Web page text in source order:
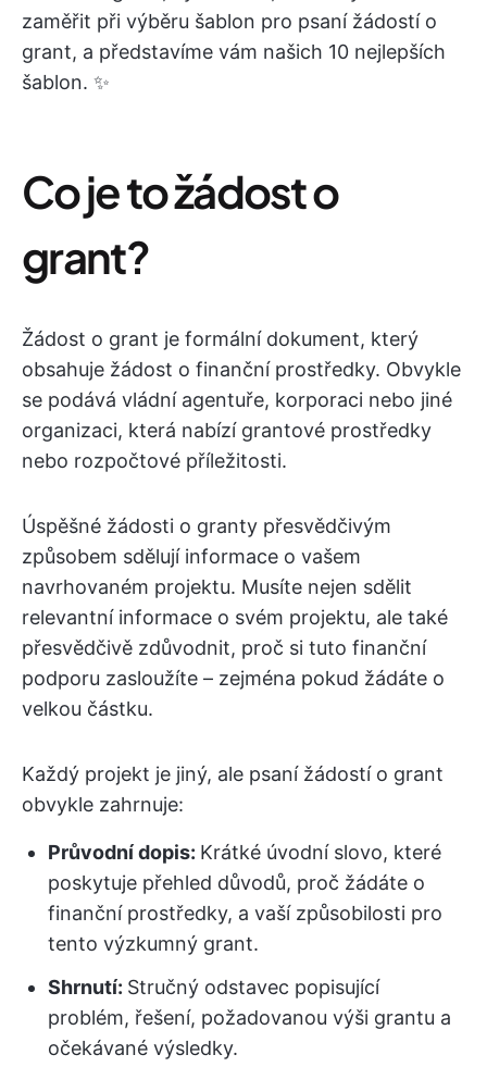
zaměřit při výběru šablon pro psaní žádostí o
grant, a představíme vám našich 10 nejlepších
šablon. ✨
Co je to žádost o
grant?
Žádost o grant je formální dokument, který
obsahuje žádost o finanční prostředky. Obvykle
se podává vládní agentuře, korporaci nebo jiné
organizaci, která nabízí grantové prostředky
nebo rozpočtové příležitosti.
Úspěšné žádosti o granty přesvědčivým
způsobem sdělují informace o vašem
navrhovaném projektu. Musíte nejen sdělit
relevantní informace o svém projektu, ale také
přesvědčivě zdůvodnit, proč si tuto finanční
podporu zasloužíte – zejména pokud žádáte o
velkou částku.
Každý projekt je jiný, ale psaní žádostí o grant
obvykle zahrnuje:
Průvodní dopis: Krátké úvodní slovo, které
poskytuje přehled důvodů, proč žádáte o
finanční prostředky, a vaší způsobilosti pro
tento výzkumný grant.
Shrnutí: Stručný odstavec popisující
problém, řešení, požadovanou výši grantu a
očekávané výsledky.